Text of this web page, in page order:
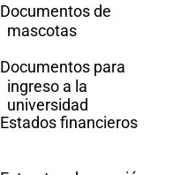
Documentos de
mascotas
Documentos para
ingreso a la
universidad
Estados financieros